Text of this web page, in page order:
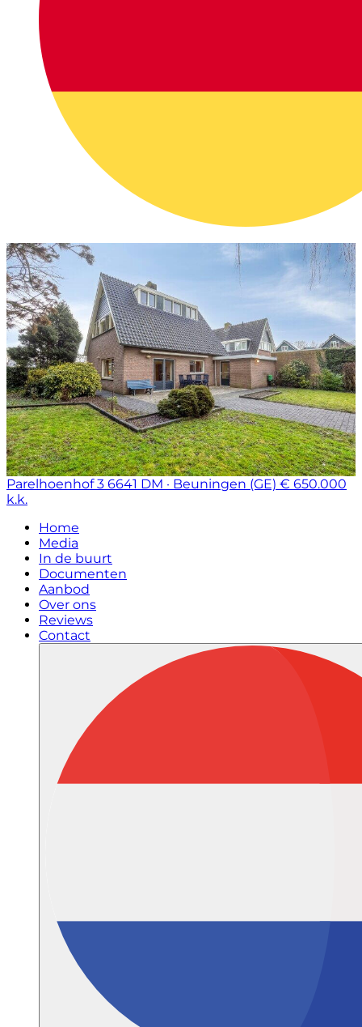
Parelhoenhof 3 6641 DM · Beuningen (GE) € 650.000
k.k.
Home
Media
In de buurt
Documenten
Aanbod
Over ons
Reviews
Contact